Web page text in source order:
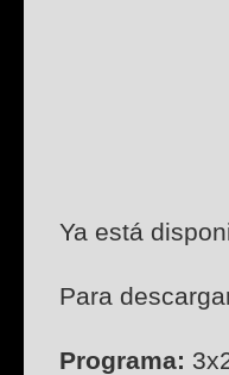
Ya está
Para
Programa: